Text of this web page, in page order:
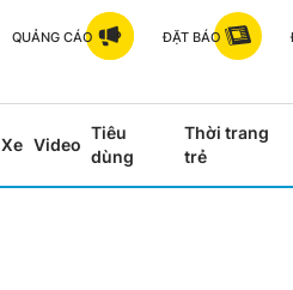
QUẢNG CÁO ĐẶT BÁO
Xe Video
Tiêu
dùng
Thời trang
trẻ